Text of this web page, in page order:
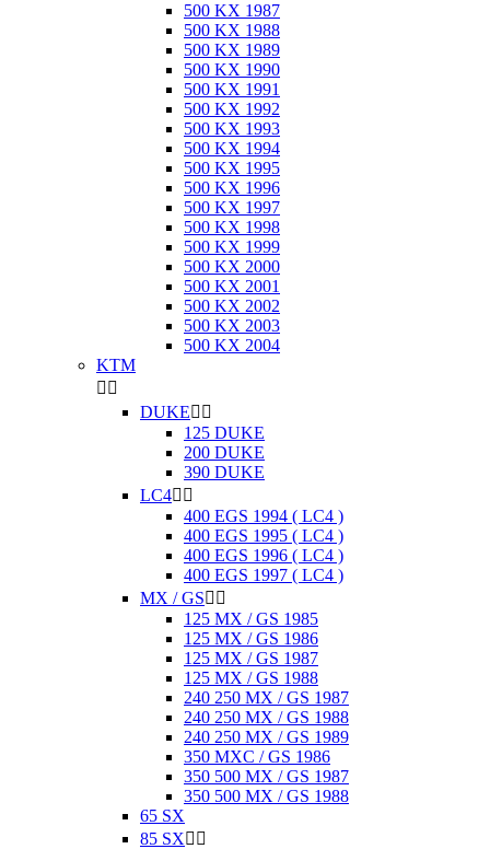
500 KX 1987
500 KX 1988
500 KX 1989
500 KX 1990
500 KX 1991
500 KX 1992
500 KX 1993
500 KX 1994
500 KX 1995
500 KX 1996
500 KX 1997
500 KX 1998
500 KX 1999
500 KX 2000
500 KX 2001
500 KX 2002
500 KX 2003
500 KX 2004
KTM
 
DUKE 
125 DUKE
200 DUKE
390 DUKE
LC4 
400 EGS 1994 ( LC4 )
400 EGS 1995 ( LC4 )
400 EGS 1996 ( LC4 )
400 EGS 1997 ( LC4 )
MX / GS 
125 MX / GS 1985
125 MX / GS 1986
125 MX / GS 1987
125 MX / GS 1988
240 250 MX / GS 1987
240 250 MX / GS 1988
240 250 MX / GS 1989
350 MXC / GS 1986
350 500 MX / GS 1987
350 500 MX / GS 1988
65 SX
85 SX 